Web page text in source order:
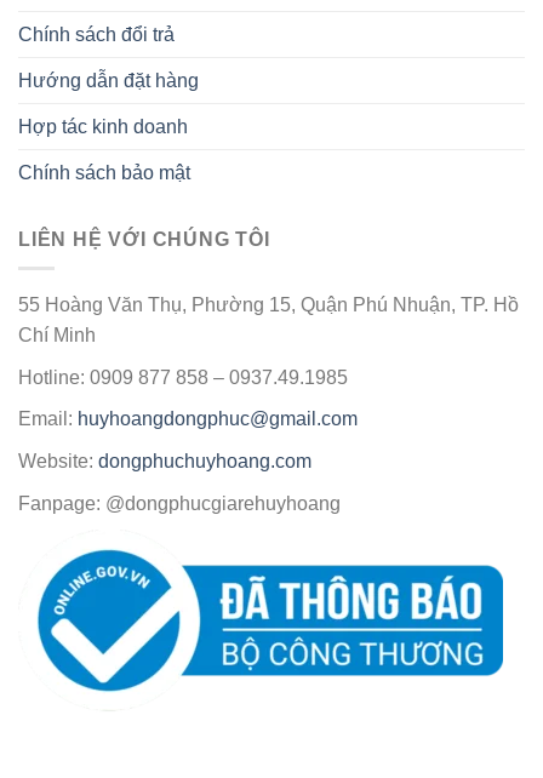
Chính sách đổi trả
Hướng dẫn đặt hàng
Hợp tác kinh doanh
Chính sách bảo mật
LIÊN HỆ VỚI CHÚNG TÔI
55 Hoàng Văn Thụ, Phường 15, Quận Phú Nhuận, TP. Hồ
Chí Minh
Hotline: 0909 877 858 – 0937.49.1985
Email: huyhoangdongphuc@gmail.com
Website: dongphuchuyhoang.com
Fanpage: @dongphucgiarehuyhoang